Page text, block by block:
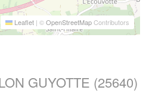
Leaflet | ©OpenStreetMapContributors
GUYOTTE (25640)